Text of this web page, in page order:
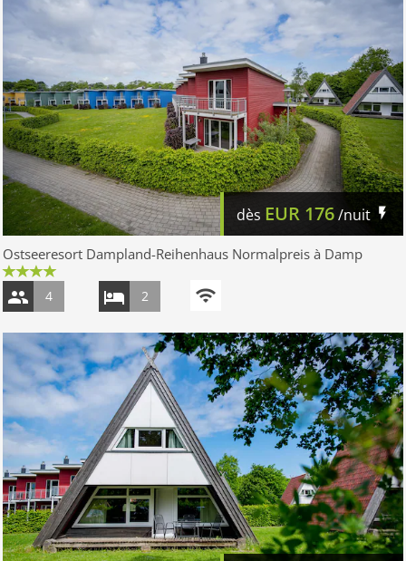
dès EUR 176/nuit
Ostseeresort Dampland-Reihenhaus Normalpreis à Damp
4 2